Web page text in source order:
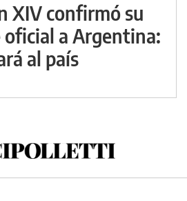
XIV confirmó su
a Argentina:
al país